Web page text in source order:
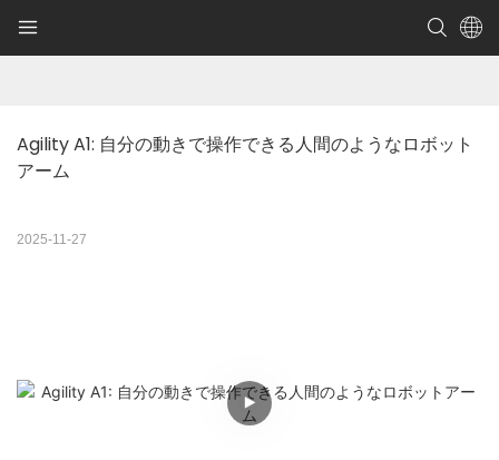
Agility A1: 自分の動きで操作できる人間のようなロボット
アーム
2025-11-27